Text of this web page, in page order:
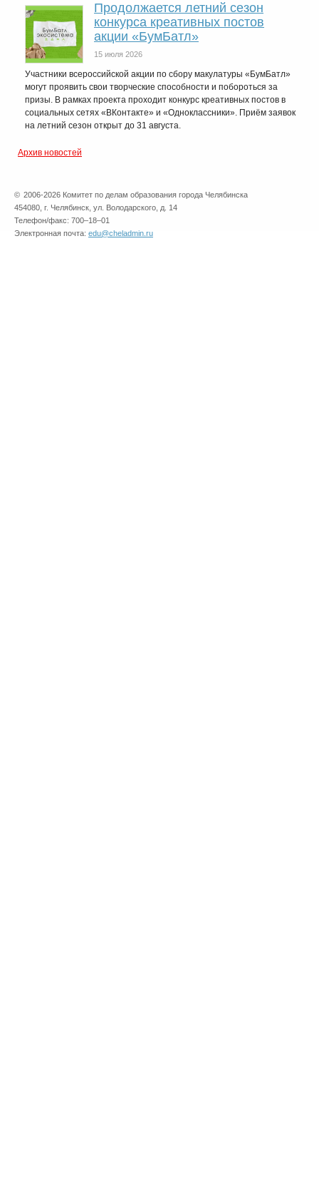
Продолжается летний сезон
конкурса креативных постов
акции «БумБатл»
15 июля 2026
Участники всероссийской акции по сбору макулатуры «БумБатл»
могут проявить свои творческие способности и побороться за
призы. В рамках проекта проходит конкурс креативных постов в
социальных сетях «ВКонтакте» и «Одноклассники». Приём заявок
на летний сезон открыт до 31 августа.
Архив новостей
© 2006-2026 Комитет по делам образования города Челябинска
454080, г. Челябинск, ул. Володарского, д. 14
Телефон/факс: 700–18–01
Электронная почта: edu@cheladmin.ru